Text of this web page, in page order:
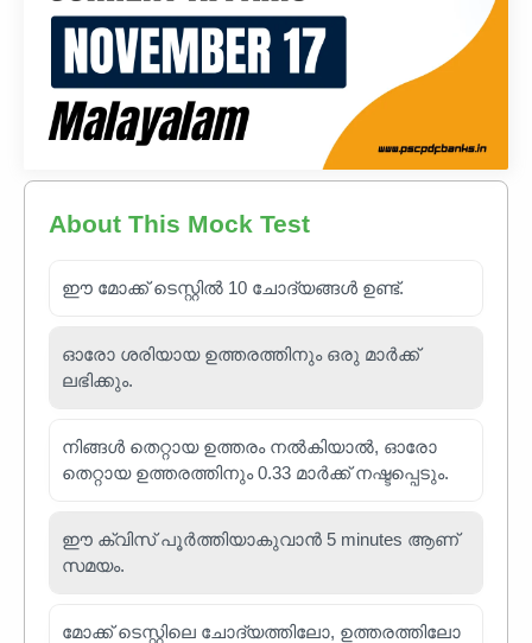
About This Mock Test
ഈ മോക്ക് ടെസ്റ്റിൽ 10 ചോദ്യങ്ങൾ ഉണ്ട്.
ഓരോ ശരിയായ ഉത്തരത്തിനും ഒരു മാർക്ക്
ലഭിക്കും.
നിങ്ങൾ തെറ്റായ ഉത്തരം നൽകിയാൽ, ഓരോ
തെറ്റായ ഉത്തരത്തിനും 0.33 മാർക്ക് നഷ്ടപ്പെടും.
ഈ ക്വിസ് പൂർത്തിയാകുവാൻ 5 minutes ആണ്
സമയം.
മോക്ക് ടെസ്റ്റിലെ ചോദ്യത്തിലോ, ഉത്തരത്തിലോ